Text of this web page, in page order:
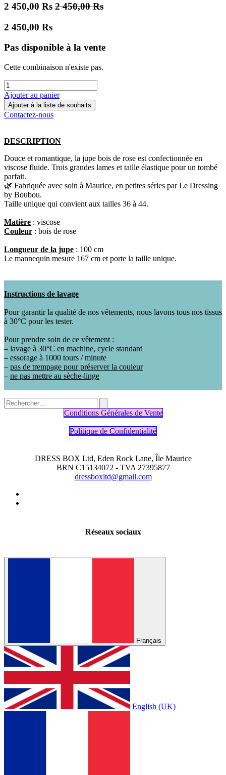
2 450,00 Rs 2 450,00Rs
2 450,00 Rs
Pas disponible à la vente
Cette combinaison n'existe pas.
Ajouter au panier
Ajouter à la liste de souhaits
Contactez-nous
DESCRIPTION
Douce et romantique, la jupe bois de rose est confectionnée en
viscose fluide. Trois grandes lames et taille élastique pour un tombé
parfait.
🌿 Fabriquée avec soin à Maurice, en petites séries par Le Dressing
by Boubou.
Taille unique qui convient aux tailles 36 à 44.
Matière : viscose
Couleur : bois de rose
Longueur de la jupe : 100 cm
Le mannequin mesure 167 cm et porte la taille unique.
Instructions de lavage
Pour garantir la qualité de nos vêtements, nous lavons tous nos tissus
à 30°C pour les tester.
Pour prendre soin de ce vêtement :
– lavage à 30°C en machine, cycle standard
– essorage à 1000 tours / minute
– pas de trempage pour préserver la couleur
– ne pas mettre au sèche-linge
Conditions Générales de Vente
Politique de Confidentialité
DRESS BOX Ltd, Eden Rock Lane, Île Maurice
BRN C15134072 - TVA 27395877
dressboxltd@gmail.com
Réseaux sociaux
Français
English (UK)